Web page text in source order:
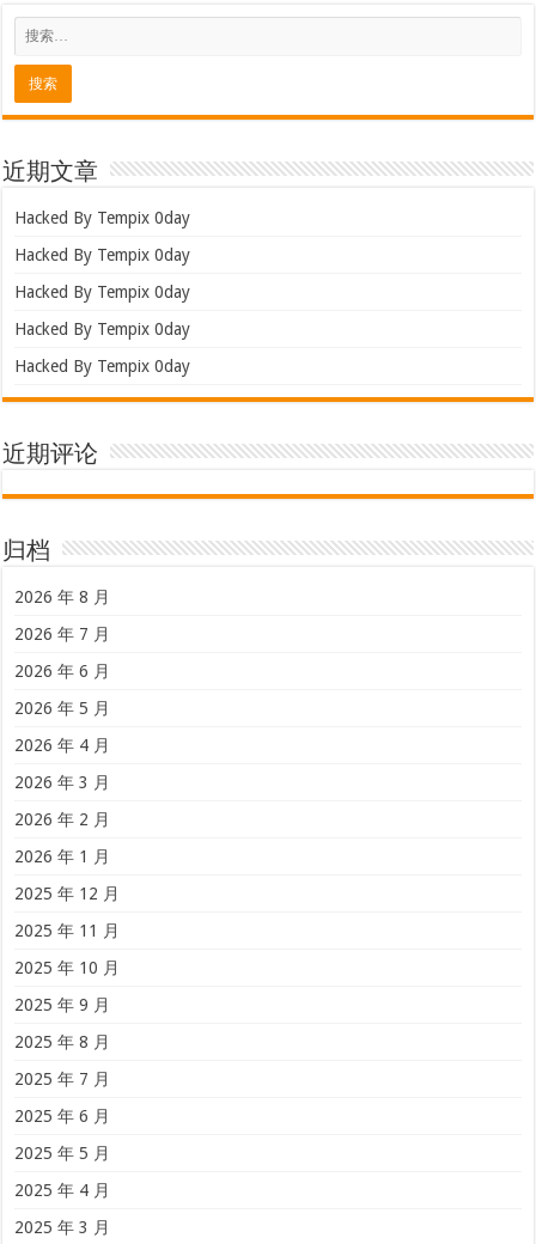
近期文章
Hacked By Tempix 0day
Hacked By Tempix 0day
Hacked By Tempix 0day
Hacked By Tempix 0day
Hacked By Tempix 0day
近期评论
归档
2026 年 8 月
2026 年 7 月
2026 年 6 月
2026 年 5 月
2026 年 4 月
2026 年 3 月
2026 年 2 月
2026 年 1 月
2025 年 12 月
2025 年 11 月
2025 年 10 月
2025 年 9 月
2025 年 8 月
2025 年 7 月
2025 年 6 月
2025 年 5 月
2025 年 4 月
2025 年 3 月